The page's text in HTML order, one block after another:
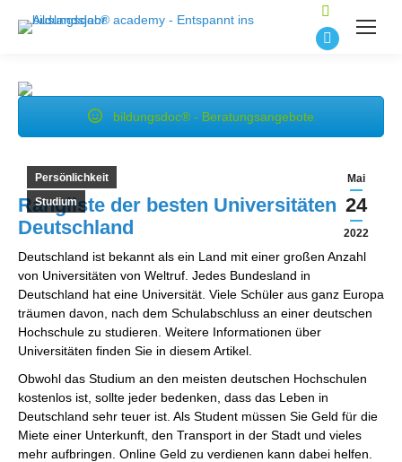
Suchen:
E-
Seite
in
neuen
Fenster
geöffnet
bildungsdoc® - Beratungsangebote
Mai
24
2022
Persönlichkeit
Studium
Rangliste der besten Universitäten in
Deutschland
Deutschland ist bekannt als ein Land mit einer großen Anzahl
von Universitäten von Weltruf. Jedes Bundesland in
Deutschland hat eine Universität. Viele Schüler aus ganz Europa
träumen davon, nach dem Schulabschluss an einer deutschen
Hochschule zu studieren. Weitere Informationen über
Universitäten finden Sie in diesem Artikel.
Obwohl das Studium an den meisten deutschen Hochschulen
kostenlos ist, sollte jeder bedenken, dass das Leben in
Deutschland sehr teuer ist. Als Student müssen Sie Geld für die
Miete einer Unterkunft, den Transport in der Stadt und vieles
mehr aufbringen. Online Geld zu verdienen kann dabei helfen.